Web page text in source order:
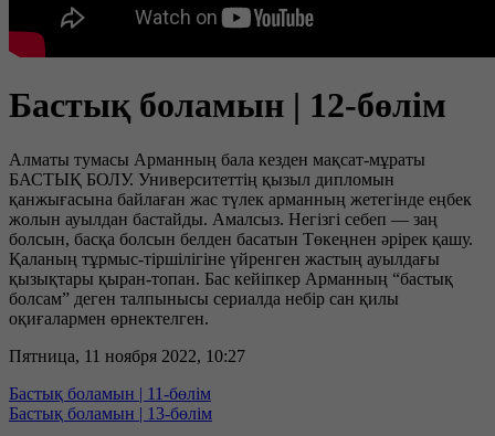
Бастық боламын | 12-бөлім
Алматы тумасы Арманның бала кезден мақсат-мұраты
БАСТЫҚ БОЛУ. Университеттің қызыл дипломын
қанжығасына байлаған жас түлек арманның жетегінде еңбек
жолын ауылдан бастайды. Амалсыз. Негізгі себеп — заң
болсын, басқа болсын белден басатын Төкеңнен әрірек қашу.
Қаланың тұрмыс-тіршілігіне үйренген жастың ауылдағы
қызықтары қыран-топан. Бас кейіпкер Арманның “бастық
болсам” деген талпынысы сериалда небір сан қилы
оқиғалармен өрнектелген.
Пятница, 11 ноября 2022, 10:27
Бастық боламын | 11-бөлім
Бастық боламын | 13-бөлім